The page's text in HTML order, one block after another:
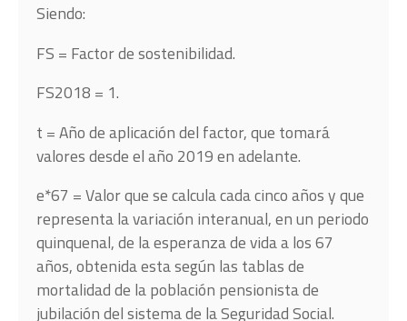
Siendo:
FS = Factor de sostenibilidad.
FS2018 = 1.
t = Año de aplicación del factor, que tomará
valores desde el año 2019 en adelante.
e*67 = Valor que se calcula cada cinco años y que
representa la variación interanual, en un periodo
quinquenal, de la esperanza de vida a los 67
años, obtenida esta según las tablas de
mortalidad de la población pensionista de
jubilación del sistema de la Seguridad Social.